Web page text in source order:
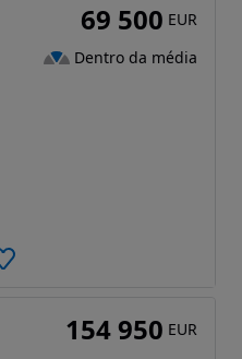
69 500 EUR
Dentro da média
154 950 EUR